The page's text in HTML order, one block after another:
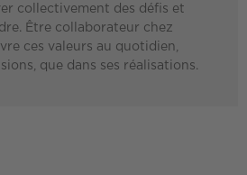
collectivement des défis et
Être collaborateur chez
ces valeurs au quotidien,
que dans ses réalisations.